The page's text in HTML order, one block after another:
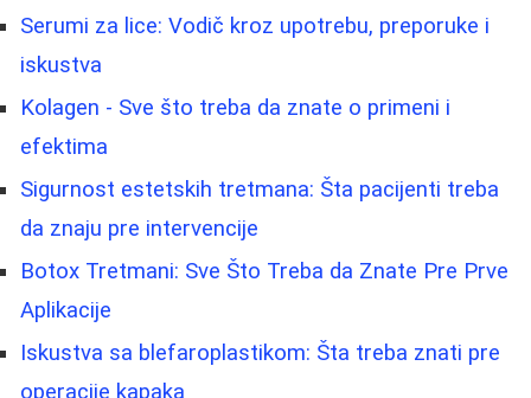
Serumi za lice: Vodič kroz upotrebu, preporuke i
iskustva
Kolagen - Sve što treba da znate o primeni i
efektima
Sigurnost estetskih tretmana: Šta pacijenti treba
da znaju pre intervencije
Botox Tretmani: Sve Što Treba da Znate Pre Prve
Aplikacije
Iskustva sa blefaroplastikom: Šta treba znati pre
operacije kapaka